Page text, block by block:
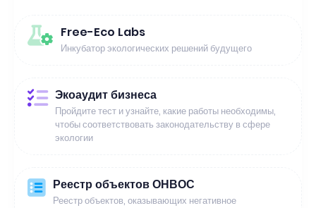
Free-Eco Labs
Инкубатор экологических решений будущего
Экоаудит бизнеса
Пройдите тест и узнайте, какие работы необходимы,
чтобы соответствовать законодательству в сфере
экологии
Реестр объектов ОНВОС
Реестр объектов, оказывающих негативное